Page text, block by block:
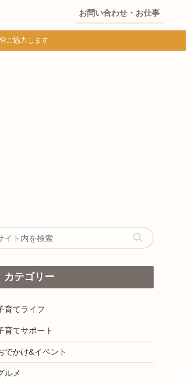
お問い合わせ・お仕事
ご協力します
カテゴリー
育てライフ
育てサポート
でかけ&イベント
ルメ